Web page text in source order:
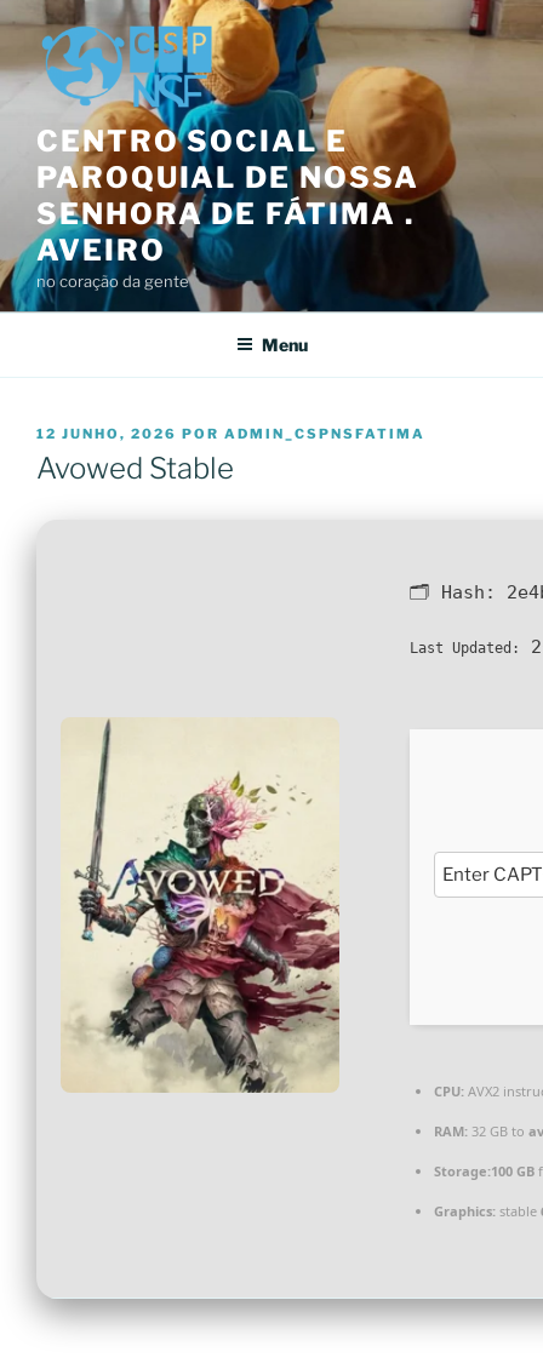
Saltar
o
conteúdo
CENTRO SOCIAL E
PAROQUIAL DE NOSSA
SENHORA DE FÁTIMA .
AVEIRO
no coração da gente
Menu
PUBLICADO
EM
12 JUNHO, 2026 POR ADMIN_CSPNSFATIMA
Avowed Stable
🗂 Hash:
Last Updated:
CPU: AVX2
RAM: 32 GB to
Storage:100 GB
Graphics: stable